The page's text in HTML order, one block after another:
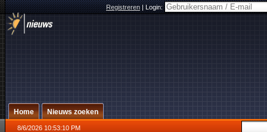
Registreren|Login:
Home Nieuws zoeken
8/6/2026 10:53:10 PM